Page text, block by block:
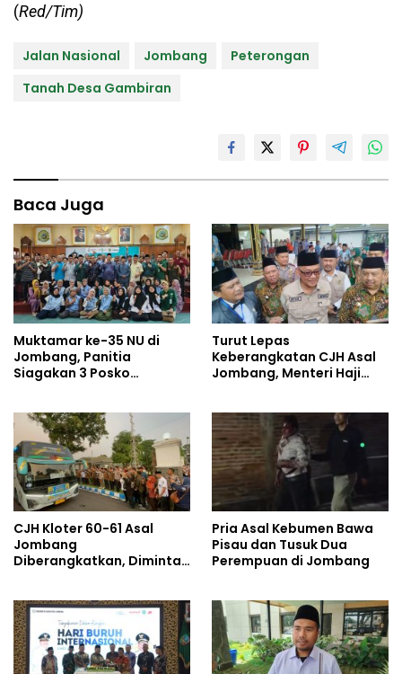
(Red/Tim)
Jalan Nasional Jombang
Peterongan
Tanah Desa Gambiran
Baca Juga
Muktamar ke-35 NU di
Jombang, Panitia
Siagakan 3 Posko
Turut Lepas
Keberangkatan CJH Asal
Jombang, Menteri Haji
CJH Kloter 60-61 Asal
Jombang
Diberangkatkan, Diminta
Pria Asal Kebumen Bawa
Pisau dan Tusuk Dua
Perempuan di Jombang